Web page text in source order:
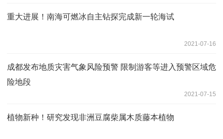
重大进展！南海可燃冰自主钻探完成新一轮海试
2021-07-16
成都发布地质灾害气象风险预警 限制游客等进入预警区域危
险地段
2021-07-15
植物新种！研究发现非洲豆腐柴属木质藤本植物